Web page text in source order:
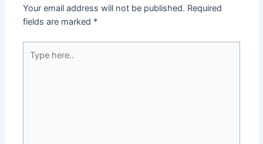
Your email address will not be published. Required
fields are marked *
here..